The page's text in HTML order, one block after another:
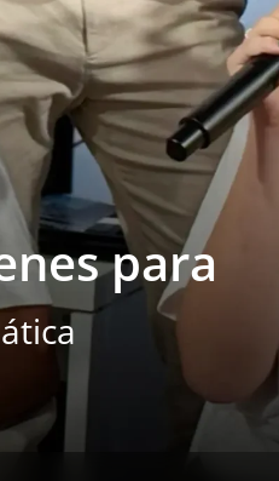
los y
por la
justicia